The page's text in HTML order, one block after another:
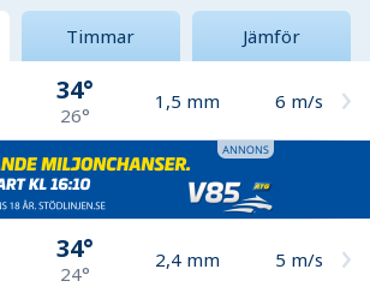
Timmar Jämför
34°
26°
1,5 mm 6 m/s
34°
24°
2,4 mm 5 m/s